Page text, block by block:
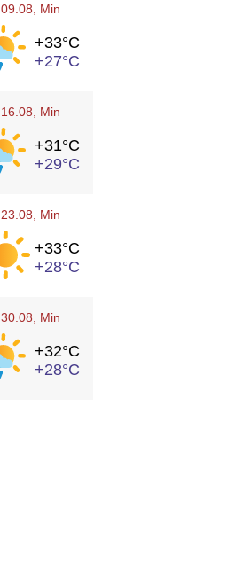
09.08 , Min
+33°C
+27°C
16.08 , Min
+31°C
+29°C
23.08 , Min
+33°C
+28°C
30.08 , Min
+32°C
+28°C